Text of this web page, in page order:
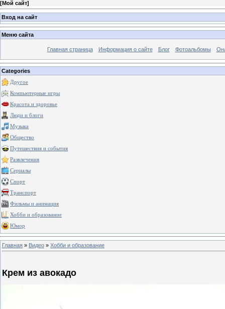
[Мой сайт]
Вход на сайт
Меню сайта
Главная страница Информация о сайте Блог Фотоальбомы
Categories
Другое
Компьютерные игры
Красота и здоровье
Люди и блоги
Музыка
Общество
Путешествия и события
Развлечения
Сериалы
Спорт
Транспорт
Фильмы и анимация
Хобби и образование
Юмор
Главная » Видео » Хобби и образование
Крем из авокадо